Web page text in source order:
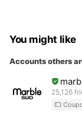
You might like
Accounts others
25,126